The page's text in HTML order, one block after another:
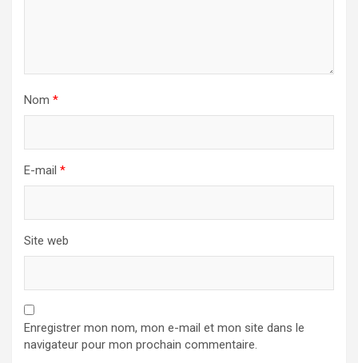
Nom *
E-mail *
Site web
Enregistrer mon nom, mon e-mail et mon site dans le
navigateur pour mon prochain commentaire.